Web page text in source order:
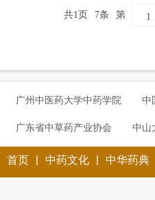
共1页 7条 第
广州中医药大学中药学院 中
广东省中草药产业协会 中山
首页 | 中药文化 | 中华药典